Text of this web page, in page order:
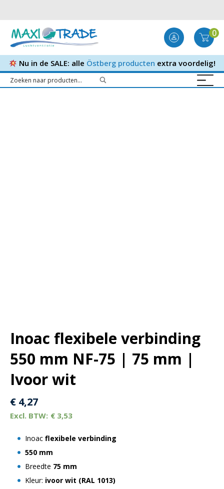
0
Nu in de SALE: alle Östberg producten extra voordelig!
Inoac flexibele verbinding
550 mm NF-75 | 75 mm |
Ivoor wit
€ 4,27
€ 3,53
Inoac flexibele verbinding
550 mm
Breedte 75 mm
Kleur: ivoor wit (RAL 1013)